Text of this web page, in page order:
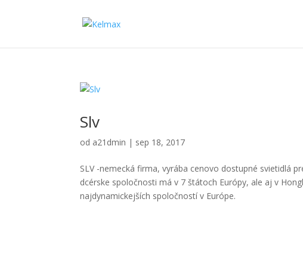
Slv
od a21dmin | sep 18, 2017
SLV -nemecká firma, vyrába cenovo dostupné svietidlá
dcérske spoločnosti má v 7 štátoch Európy, ale aj v
najdynamickejších spoločností v Európe.